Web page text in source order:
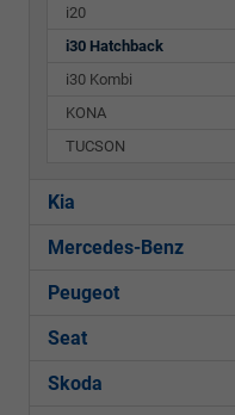
i20
i30 Hatchback
i30 Kombi
KONA
TUCSON
Kia
Mercedes-Benz
Peugeot
Seat
Skoda